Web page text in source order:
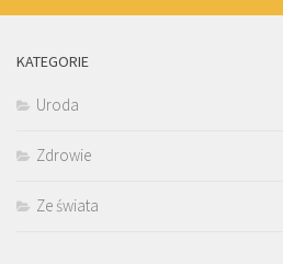
KATEGORIE
Uroda
Zdrowie
Ze świata